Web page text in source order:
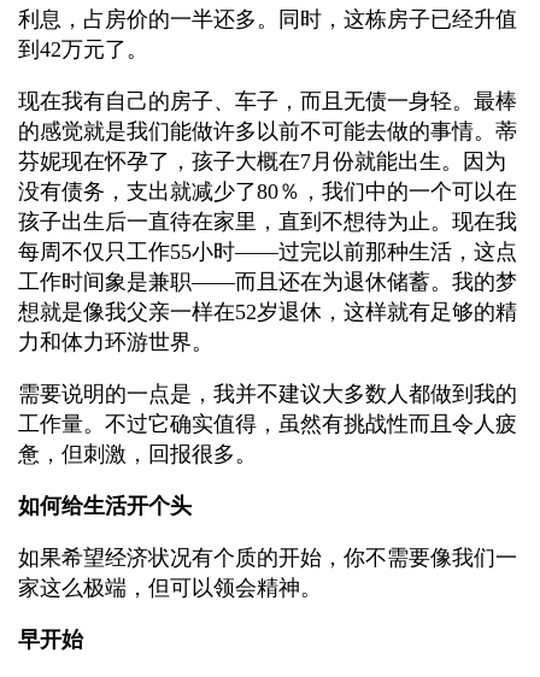
利息，占房价的一半还多。同时，这栋房子已经升值
到42万元了。
现在我有自己的房子、车子，而且无债一身轻。最棒
的感觉就是我们能做许多以前不可能去做的事情。蒂
芬妮现在怀孕了，孩子大概在7月份就能出生。因为
没有债务，支出就减少了80％，我们中的一个可以在
孩子出生后一直待在家里，直到不想待为止。现在我
每周不仅只工作55小时——过完以前那种生活，这点
工作时间象是兼职——而且还在为退休储蓄。我的梦
想就是像我父亲一样在52岁退休，这样就有足够的精
力和体力环游世界。
需要说明的一点是，我并不建议大多数人都做到我的
工作量。不过它确实值得，虽然有挑战性而且令人疲
惫，但刺激，回报很多。
如何给生活开个头
如果希望经济状况有个质的开始，你不需要像我们一
家这么极端，但可以领会精神。
早开始